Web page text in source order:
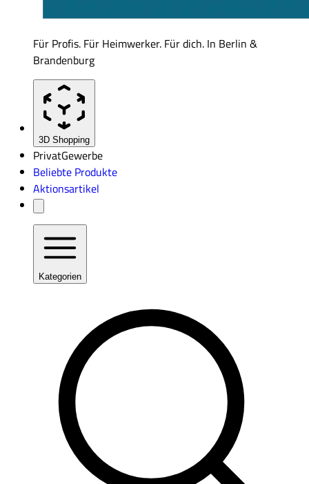
Für Profis. Für Heimwerker. Für dich. In Berlin &
Brandenburg
3D Shopping
PrivatGewerbe
Beliebte Produkte
Aktionsartikel
Kategorien